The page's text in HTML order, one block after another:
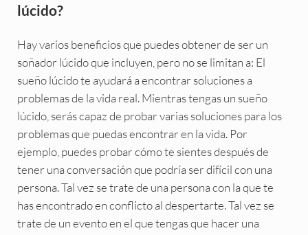
lúcido?
Hay varios beneficios que puedes obtener de ser un
soñador lúcido que incluyen, pero no se limitan a: El
sueño lúcido te ayudará a encontrar soluciones a
problemas de la vida real. Mientras tengas un sueño
lúcido, serás capaz de probar varias soluciones para los
problemas que puedas encontrar en la vida. Por
ejemplo, puedes probar cómo te sientes después de
tener una conversación que podría ser difícil con una
persona. Tal vez se trate de una persona con la que te
has encontrado en conflicto al despertarte. Tal vez se
trate de un evento en el que tengas que hacer una